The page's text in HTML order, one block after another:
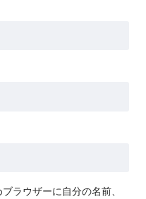
ラウザーに自分の名前、